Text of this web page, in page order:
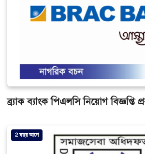
ব্র্যাক ব্যাংক পিএলসি নিয়োগ বিজ্ঞপ্তি
2 বছর আগে